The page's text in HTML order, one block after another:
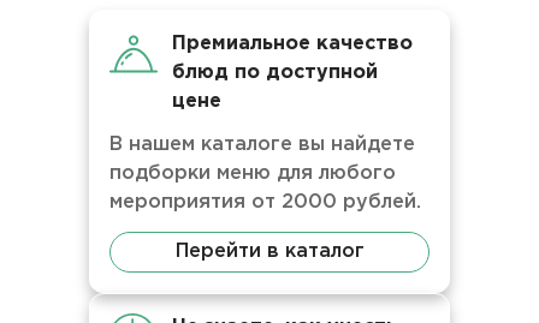
Премиальное качество
блюд по доступной
цене
В нашем каталоге вы найдете
подборки меню для любого
мероприятия от 2000 рублей.
Перейти в каталог